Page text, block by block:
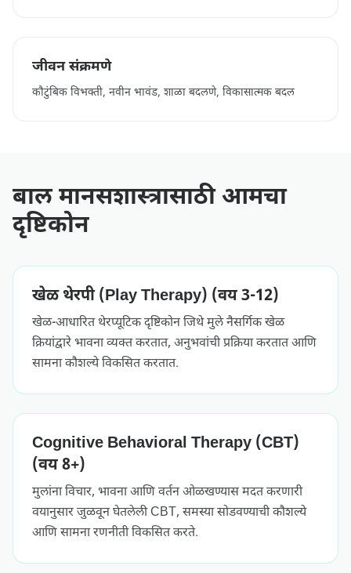
जीवन संक्रमणे
कौटुंबिक विभक्ती, नवीन भावंड, शाळा बदलणे, विकासात्मक बदल
बाल मानसशास्त्रासाठी आमचा
दृष्टिकोन
खेळ थेरपी (Play Therapy) (वय 3-12)
खेळ-आधारित थेरप्यूटिक दृष्टिकोन जिथे मुले नैसर्गिक खेळ
क्रियांद्वारे भावना व्यक्त करतात, अनुभवांची प्रक्रिया करतात आणि
सामना कौशल्ये विकसित करतात.
Cognitive Behavioral Therapy (CBT)
(वय 8+)
मुलांना विचार, भावना आणि वर्तन ओळखण्यास मदत करणारी
वयानुसार जुळवून घेतलेली CBT, समस्या सोडवण्याची कौशल्ये
आणि सामना रणनीती विकसित करते.